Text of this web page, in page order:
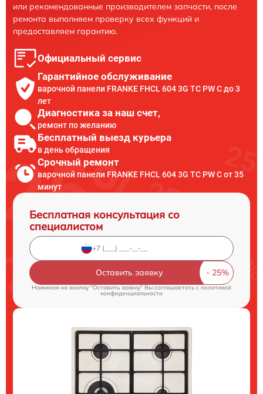
или рекомендованные производителем запчасти, после
ремонта выполняем проверку всех функций и
предоставляем гарантию.
Официальный сервис
Гарантийное обслуживание
варочной панели FRANKE FHCL 604 3G TC PW C до 3
лет
Диагностика за наш счет,
ремонт по желанию
Бесплатный выезд курьера
в день обращения
Срочный ремонт
варочной панели FRANKE FHCL 604 3G TC PW C от 35
минут
Бесплатная консультация со
специалистом
Оставить заявку
Нажимая на кнопку "Оставить заявку" Вы соглашаетесь cполитикой
конфиденциальности